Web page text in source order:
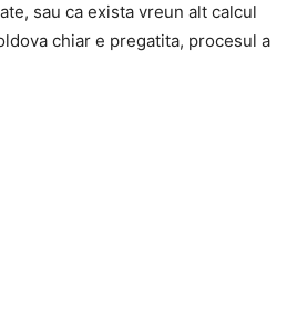
sau ca exista vreun alt calcul
chiar e pregatita, procesul a